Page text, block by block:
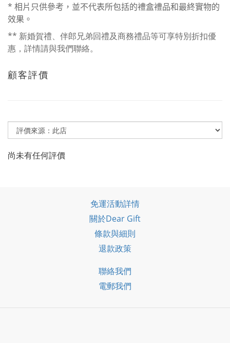
* 相片只供參考，並不代表所包括的禮盒禮品和最終實物的
效果。
** 新婚賀禮、伴郎兄弟回禮及商務禮品等可享特別折扣優
惠，詳情請與我們聯絡。
顧客評價
尚未有任何評價
免運活動詳情
關於Dear Gift
條款與細則
退款政策
聯絡我們
電郵我們